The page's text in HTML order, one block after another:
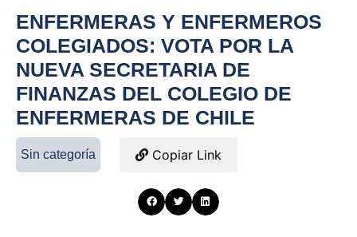
ENFERMERAS Y ENFERMEROS
COLEGIADOS: VOTA POR LA
NUEVA SECRETARIA DE
FINANZAS DEL COLEGIO DE
ENFERMERAS DE CHILE
Sin categoría Copiar Link